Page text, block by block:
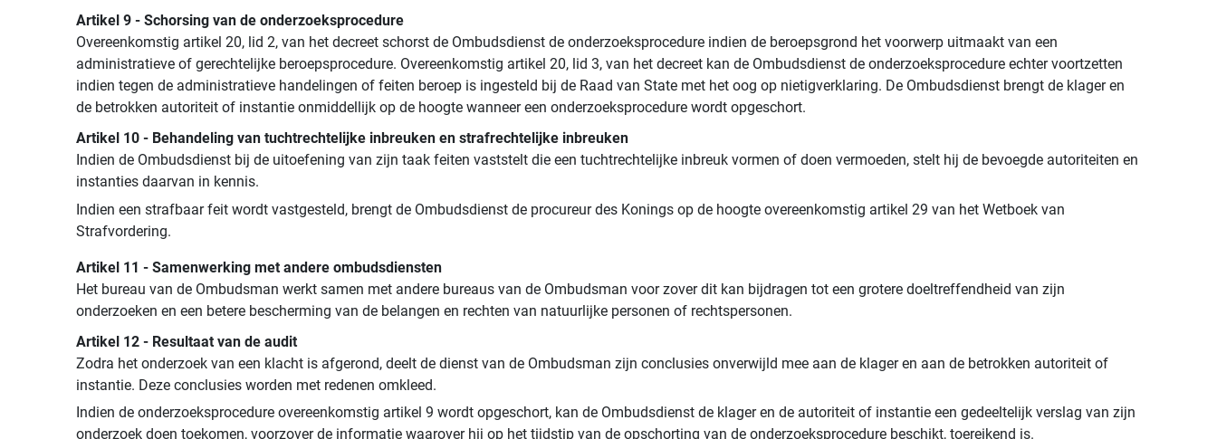
Artikel 9 - Schorsing van de onderzoeksprocedure
Overeenkomstig artikel 20, lid 2, van het decreet schorst de Ombudsdienst de onderzoeksprocedure indien de beroepsgrond het voorwerp uitmaakt van een
administratieve of gerechtelijke beroepsprocedure. Overeenkomstig artikel 20, lid 3, van het decreet kan de Ombudsdienst de onderzoeksprocedure echter voortzetten
indien tegen de administratieve handelingen of feiten beroep is ingesteld bij de Raad van State met het oog op nietigverklaring. De Ombudsdienst brengt de klager en
de betrokken autoriteit of instantie onmiddellijk op de hoogte wanneer een onderzoeksprocedure wordt opgeschort.
Artikel 10 - Behandeling van tuchtrechtelijke inbreuken en strafrechtelijke inbreuken
Indien de Ombudsdienst bij de uitoefening van zijn taak feiten vaststelt die een tuchtrechtelijke inbreuk vormen of doen vermoeden, stelt hij de bevoegde autoriteiten en
instanties daarvan in kennis.
Indien een strafbaar feit wordt vastgesteld, brengt de Ombudsdienst de procureur des Konings op de hoogte overeenkomstig artikel 29 van het Wetboek van
Strafvordering.
Artikel 11 - Samenwerking met andere ombudsdiensten
Het bureau van de Ombudsman werkt samen met andere bureaus van de Ombudsman voor zover dit kan bijdragen tot een grotere doeltreffendheid van zijn
onderzoeken en een betere bescherming van de belangen en rechten van natuurlijke personen of rechtspersonen.
Artikel 12 - Resultaat van de audit
Zodra het onderzoek van een klacht is afgerond, deelt de dienst van de Ombudsman zijn conclusies onverwijld mee aan de klager en aan de betrokken autoriteit of
instantie. Deze conclusies worden met redenen omkleed.
Indien de onderzoeksprocedure overeenkomstig artikel 9 wordt opgeschort, kan de Ombudsdienst de klager en de autoriteit of instantie een gedeeltelijk verslag van zijn
onderzoek doen toekomen, voorzover de informatie waarover hij op het tijdstip van de opschorting van de onderzoeksprocedure beschikt, toereikend is.